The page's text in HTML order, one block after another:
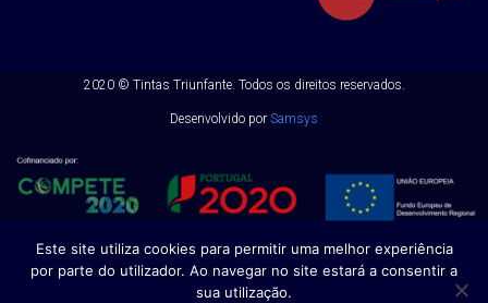
2020 © Tintas Triunfante. Todos os direitos reservados.
Desenvolvido por Samsys
Este site utiliza cookies para permitir uma melhor experiência
por parte do utilizador. Ao navegar no site estará a consentir a
sua utilização.